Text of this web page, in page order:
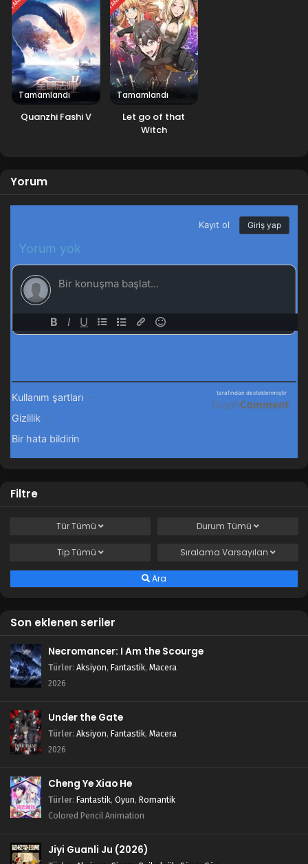
Tamamlandı
Quanzhi Fashi V
Tamamlandı
Let go of that
Witch
Yorum
Filtre
TürTümü Durum Tümü
TipTümü Sıralama Varsayılan
Ara
Son eklenen seriler
Necromancer: I Am the Scourge
Türler: Aksiyon, Fantastik, Macera
2026
Under the Gate
Türler: Aksiyon, Fantastik, Macera
2026
Cheng Ye Xiao He
Türler: Fantastik, Oyun, Romantik
Colored Pencil Animation
Jiyi Guanli Ju (2026)